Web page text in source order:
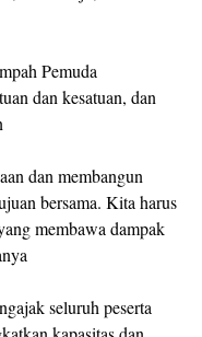
Pemuda
dan kesatuan, dan
dan membangun
bersama. Kita harus
membawa dampak
seluruh peserta